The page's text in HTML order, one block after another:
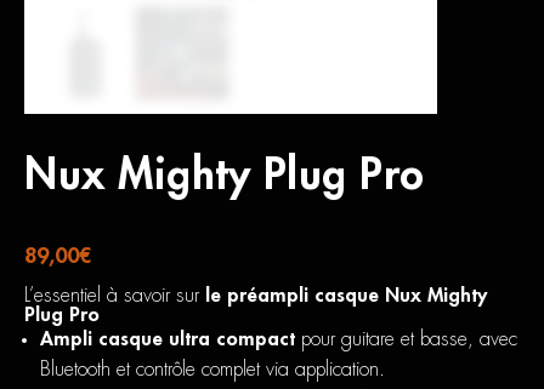
Nux Mighty Plug Pro
89,00€
L’essentiel à savoir sur le préampli casque Nux Mighty
Plug Pro
Ampli casque ultra compactpour guitare et basse, avec
Bluetooth et contrôle complet via application.